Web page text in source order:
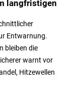
langfristigen
Entwarnung.
bleiben die
warnt vor
Hitzewellen